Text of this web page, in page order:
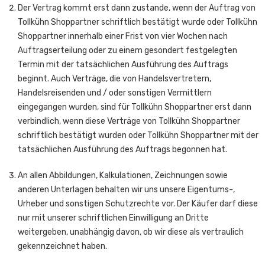
Der Vertrag kommt erst dann zustande, wenn der Auftrag von
Tollkühn Shoppartner schriftlich bestätigt wurde oder Tollkühn
Shoppartner innerhalb einer Frist von vier Wochen nach
Auftragserteilung oder zu einem gesondert festgelegten
Termin mit der tatsächlichen Ausführung des Auftrags
beginnt. Auch Verträge, die von Handelsvertretern,
Handelsreisenden und / oder sonstigen Vermittlern
eingegangen wurden, sind für Tollkühn Shoppartner erst dann
verbindlich, wenn diese Verträge von Tollkühn Shoppartner
schriftlich bestätigt wurden oder Tollkühn Shoppartner mit der
tatsächlichen Ausführung des Auftrags begonnen hat.
An allen Abbildungen, Kalkulationen, Zeichnungen sowie
anderen Unterlagen behalten wir uns unsere Eigentums-,
Urheber und sonstigen Schutzrechte vor. Der Käufer darf diese
nur mit unserer schriftlichen Einwilligung an Dritte
weitergeben, unabhängig davon, ob wir diese als vertraulich
gekennzeichnet haben.